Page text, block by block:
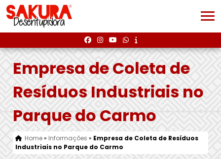
Empresa de Coleta de
Resíduos Industriais no
Parque do Carmo
Home» Informações » Empresa de Coleta de Resíduos
Industriais no Parque do Carmo